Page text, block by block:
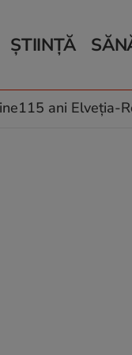
ȘTIINȚĂ
Schimbări Relații
115 ani Elveția-